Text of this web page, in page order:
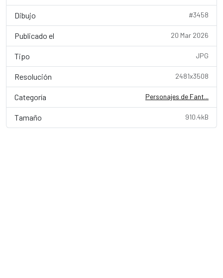
Dibujo #3458
Publicado el 20 Mar 2026
Tipo JPG
Resolución 2481x3508
Categoría Personajes de Fant...
Tamaño 910.4kB